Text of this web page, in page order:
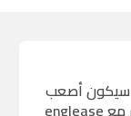
سيكون أصعب